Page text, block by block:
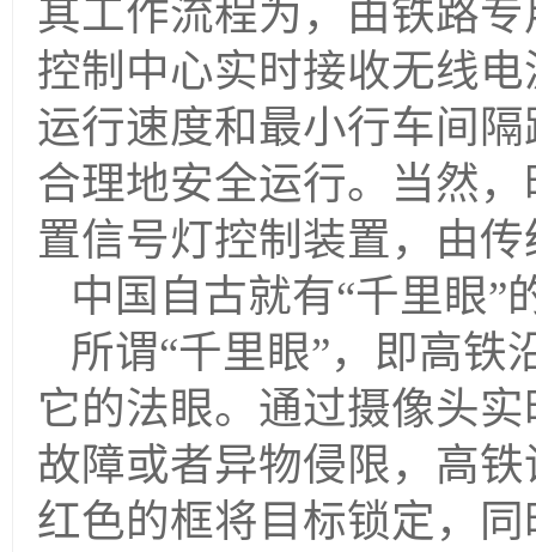
其工作流程为，由铁路
控制中心实时接收无线
运行速度和最小行车间
合理地安全运行。当然
置信号灯控制装置，由
中国自古就有“千里眼
所谓“千里眼”，即高铁
它的法眼。通过摄像头
故障或者异物侵限，高
红色的框将目标锁定，